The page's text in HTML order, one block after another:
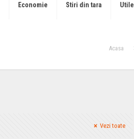
Economie Stiri din tara Utile
Acasa
Vezi toate